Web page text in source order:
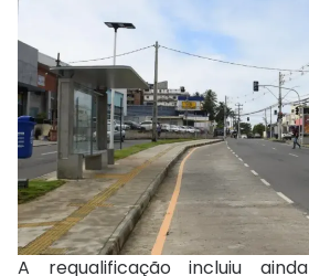
A requalificação incluiu